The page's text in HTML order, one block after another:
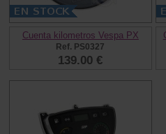
Cuenta kilometros Vespa PX
Ref. PS0327
139.00 €